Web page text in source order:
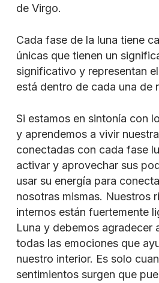
de Virgo.
Cada fase de la luna tiene
únicas que tienen un
significativo y representan
está dentro de cada una de
Si estamos en sintonía con
y aprendemos a vivir
conectadas con cada fase
activar y aprovechar sus
usar su energía para
nosotras mismas. Nuestros
internos están fuertemente
Luna y debemos agradecer
todas las emociones que
nuestro interior. Es solo
sentimientos surgen que